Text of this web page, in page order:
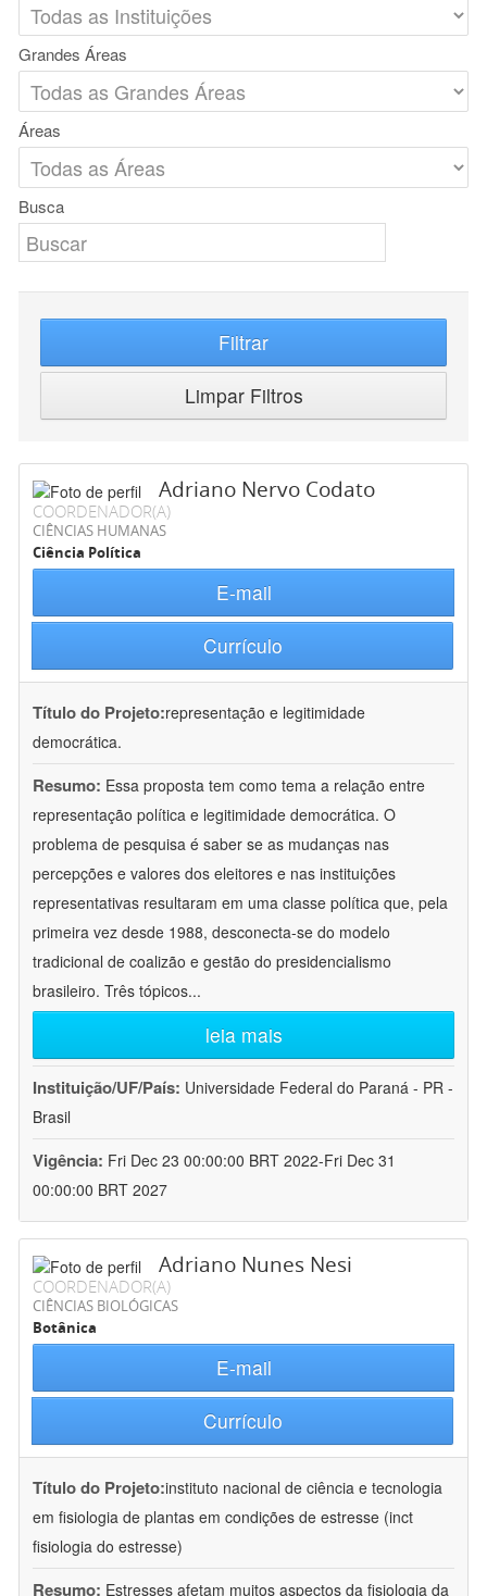
Grandes Áreas
Áreas
Busca
Filtrar
Limpar Filtros
Adriano Nervo Codato
COORDENADOR(A)
CIÊNCIAS HUMANAS
Ciência Política
E-mail
Currículo
Título do Projeto:representação e legitimidade
democrática.
Resumo: Essa proposta tem como tema a relação entre
representação política e legitimidade democrática. O
problema de pesquisa é saber se as mudanças nas
percepções e valores dos eleitores e nas instituições
representativas resultaram em uma classe política que, pela
primeira vez desde 1988, desconecta-se do modelo
tradicional de coalizão e gestão do presidencialismo
brasileiro. Três tópicos...
leia mais
Instituição/UF/País: Universidade Federal do Paraná - PR -
Brasil
Vigência: Fri Dec 23 00:00:00 BRT 2022-Fri Dec 31
00:00:00 BRT 2027
Adriano Nunes Nesi
COORDENADOR(A)
CIÊNCIAS BIOLÓGICAS
Botânica
E-mail
Currículo
Título do Projeto:instituto nacional de ciência e tecnologia
em fisiologia de plantas em condições de estresse (inct
fisiologia do estresse)
Resumo: Estresses afetam muitos aspectos da fisiologia da